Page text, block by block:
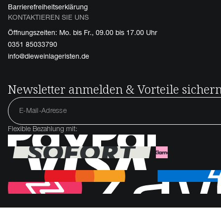
Barrierefreiheitserklärung
KONTAKTIEREN SIE UNS
Öffnungszeiten: Mo. bis Fr., 09.00 bis 17.00 Uhr
0351 85033790
info@dieweinlageristen.de
Newsletter anmelden & Vorteile
Flexible Bezahlung mit: